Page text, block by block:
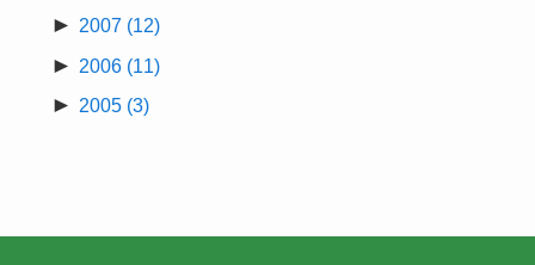
► 2007 (12)
► 2006 (11)
► 2005 (3)